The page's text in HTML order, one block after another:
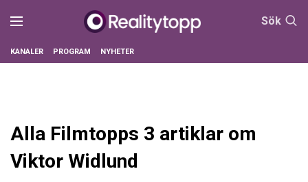
Sök
KANALER PROGRAM NYHETER
Alla Filmtopps 3 artiklar om
Viktor Widlund